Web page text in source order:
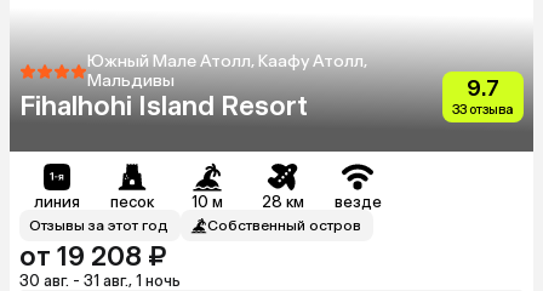
Южный Мале Атолл, Каафу Атолл,
Мальдивы
Fihalhohi Island Resort
9.7
33 отзыва
линия песок 10 м 28 км везде
Отзывы за этот год Собственный остров
от 19 208 ₽
30 авг. - 31 авг., 1 ночь